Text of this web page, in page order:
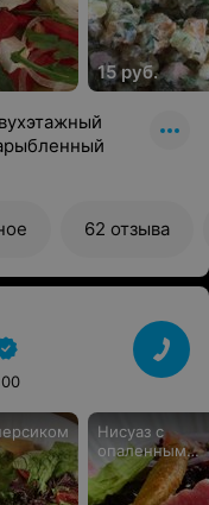
15 руб.
62 отзыва
Нисуаз с
опаленным
тунцом